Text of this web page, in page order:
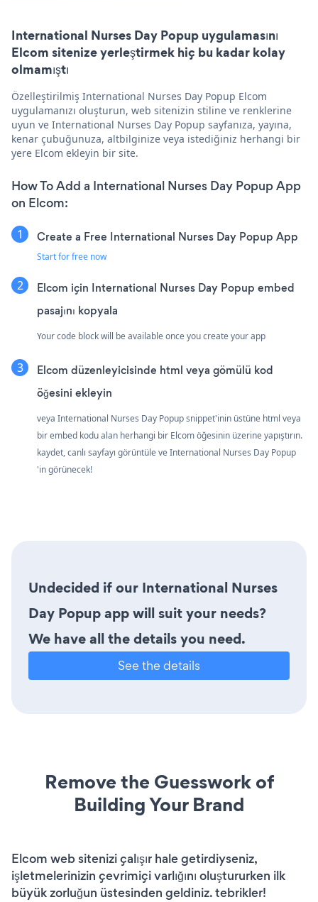
International Nurses Day Popup uygulamasını
Elcom sitenize yerleştirmek hiç bu kadar kolay
olmamıştı
Özelleştirilmiş International Nurses Day Popup Elcom
uygulamanızı oluşturun, web sitenizin stiline ve renklerine
uyun ve International Nurses Day Popup sayfanıza, yayına,
kenar çubuğunuza, altbilginize veya istediğiniz herhangi bir
yere Elcom ekleyin bir site.
How To Add a International Nurses Day Popup App
on Elcom:
Create a Free International Nurses Day Popup App
Start for free now
Elcom için International Nurses Day Popup embed
pasajını kopyala
Your code block will be available once you create your app
Elcom düzenleyicisinde html veya gömülü kod
öğesini ekleyin
veya International Nurses Day Popup snippet'inin üstüne html veya
bir embed kodu alan herhangi bir Elcom öğesinin üzerine yapıştırın.
kaydet, canlı sayfayı görüntüle ve International Nurses Day Popup
'in görünecek!
Undecided if our International Nurses
Day Popup app will suit your needs?
We have all the details you need.
See the details
Remove the Guesswork of
Building Your Brand
Elcom web sitenizi çalışır hale getirdiyseniz,
işletmelerinizin çevrimiçi varlığını oluştururken ilk
büyük zorluğun üstesinden geldiniz. tebrikler!